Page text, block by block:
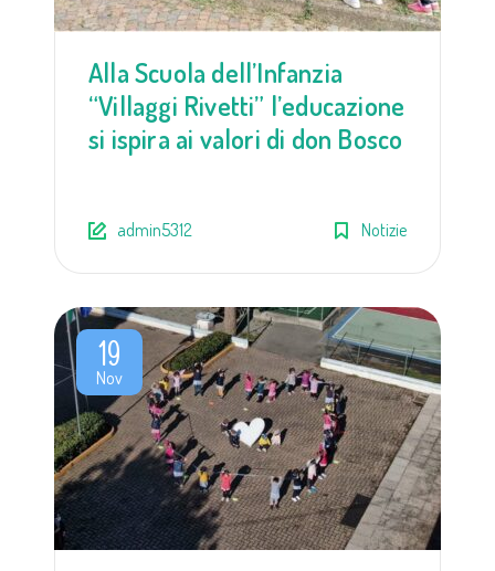
Alla Scuola dell’Infanzia
“Villaggi Rivetti” l’educazione
si ispira ai valori di don Bosco
admin5312 Notizie
19
Nov